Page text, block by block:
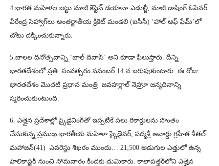
4.భారత మహిళల జట్టు మాజీ కెప్టెన్‌ డయానా ఎడుల్జీ, మాజీ డాషింగ్‌ ఓపెనర్‌
వీరేంద్ర సెహ్వాగ్‌లు అంతర్జాతీయ క్రికెట్‌ మండలి (ఐసీసీ) ‘హాల్‌ ఆఫ్‌ ఫేమ్‌’లో
చోటు దక్కించుకున్నారు.
5.బాలల దినోత్సవాన్ని ‘బాల్ దివాస్’ అని కూడా పిలుస్తారు. దీన్ని
భారతదేశంలో ప్రతి సంవత్సరం నవంబర్ 14 న జరుపుకుంటారు. ఈ రోజు
భారతదేశం మొదటి ప్రధాన మంత్రి జవహర్లాల్ నెహ్రూ జన్మదినాన్ని
స్మరించుకుంటుంది.
6. ఎత్తైన ప్రదేశాల్లో స్కైడైవింగ్‌తో ఇప్పటికే పలు రికార్డులను సొంతం
చేసుకున్న ప్రముఖ భారతీయ మహిళా స్కైడైవర్‌, పద్మశ్రీ అవార్డు గ్రహీత శీతల్‌
మహాజన్‌(41) ఎవరెస్టు శిఖరం ముందు… 21,500 అడుగుల ఎత్తులో ఉన్న
హెలికాప్టర్‌ నుంచి సోమవారం కిందకు దుమికారు. కాలాపత్తర్‌లోని ఎత్తైన